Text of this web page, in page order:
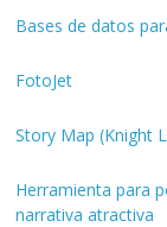
Bases de datos
FotoJet
Story Map (Knight
Herramienta para
narrativa atractiva